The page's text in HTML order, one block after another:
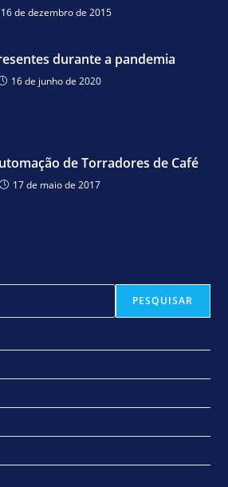
16 de dezembro de 2015
durante a pandemia
16 de junho de 2020
de Torradores de Café
17 de maio de 2017
PESQUISAR